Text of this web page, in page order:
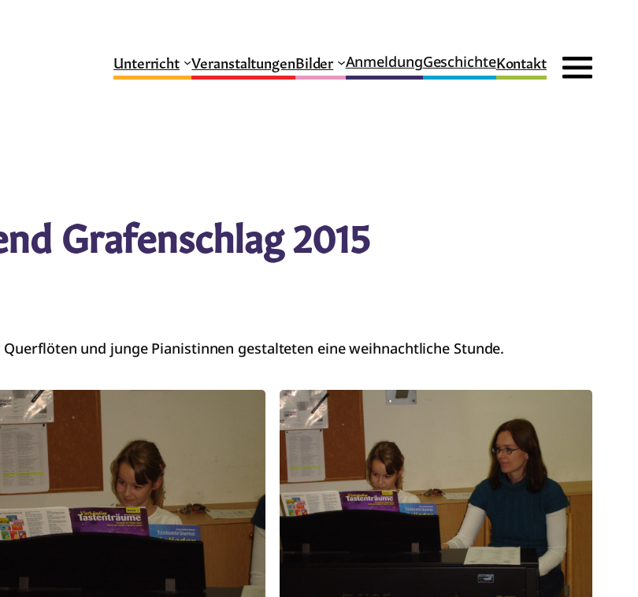
Unterricht VeranstaltungenBilder AnmeldungGeschichteKontakt
Grafenschlag 2015
und junge Pianistinnen gestalteten eine weihnachtliche Stunde.